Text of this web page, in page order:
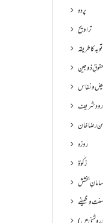
پردہ
تراویح
توبہ کا طریقہ
حقوقِ ذوجین
و نفاس
شریف
روزہ
زکٰوۃ
وظیفے